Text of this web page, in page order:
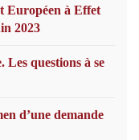
Européen à Effet
2023
questions à se
d’une demande